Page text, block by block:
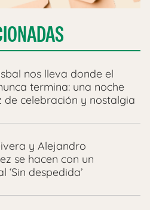
nos lleva donde el
termina: una noche
de celebración y nostalgia
y Alejandro
se hacen con un
‘Sin despedida’